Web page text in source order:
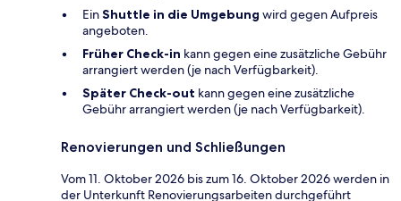
EinShuttle in die Umgebung wird gegen Aufpreis
angeboten.
Früher Check-in kann gegen eine zusätzliche Gebühr
arrangiert werden (je nach Verfügbarkeit).
Später Check-out kann gegen eine zusätzliche
Gebühr arrangiert werden (je nach Verfügbarkeit).
Renovierungen und Schließungen
Vom 11. Oktober 2026 bis zum 16. Oktober 2026 werden in
der Unterkunft Renovierungsarbeiten durchgeführt